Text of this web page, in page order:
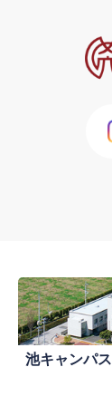
池キャンパス